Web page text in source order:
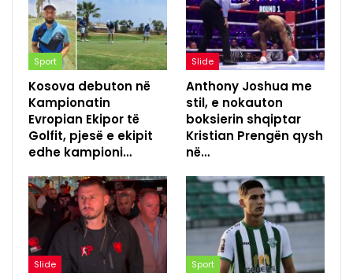
Sport
Kosova debuton në
Kampionatin
Evropian Ekipor të
Golfit, pjesë e ekipit
edhe kampioni…
Slide
Anthony Joshua me
stil, e nokauton
boksierin shqiptar
Kristian Prengën qysh
në…
Slide Sport